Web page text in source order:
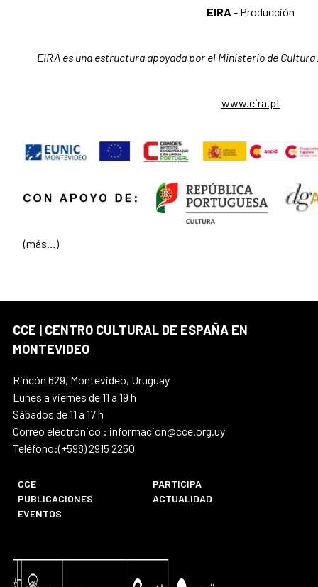
EIRA - Producción
EIRA es una estructura apoyada por el Ministerio de
www.eira.pt
(más…)
CCE | CENTRO CULTURAL DE ESPAÑA EN
MONTEVIDEO
Rincón 629, Montevideo, Uruguay
Lunes a viernes de 11 a 19 h
Sábados de 11 a 17 h
Correo electrónico : informacion@cce.org.uy
Teléfono:(+598) 2915 2250
CCE
PARTICIPA
PUBLICACIONES
ACTUALIDAD
EVENTOS